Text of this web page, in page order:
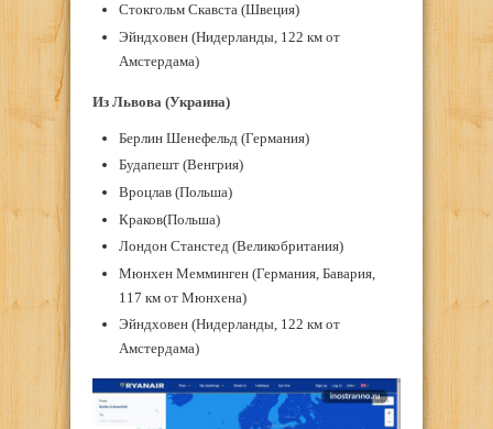
Стокгольм Скавста (Швеция)
Эйндховен (Нидерланды, 122 км от
Амстердама)
Из Львова (Украина)
Берлин Шенефельд (Германия)
Будапешт (Венгрия)
Вроцлав (Польша)
Краков(Польша)
Лондон Станстед (Великобритания)
Мюнхен Мемминген (Германия, Бавария,
117 км от Мюнхена)
Эйндховен (Нидерланды, 122 км от
Амстердама)